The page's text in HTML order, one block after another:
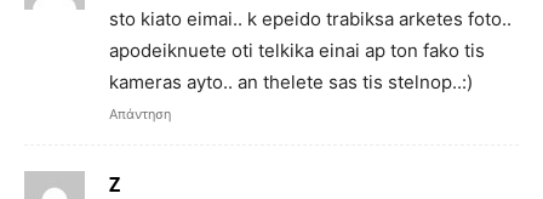
sto kiato eimai.. k epeido trabiksa arketes foto..
apodeiknuete oti telkika einai ap ton fako tis
kameras ayto.. an thelete sas tis stelnop..:)
Απάντηση
Z